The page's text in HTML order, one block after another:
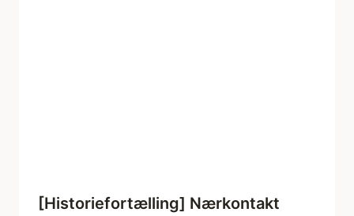
[Historiefortælling] Nærkontakt